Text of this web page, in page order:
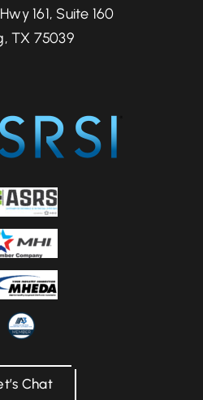
161, Suite 160
TX 75039
Chat